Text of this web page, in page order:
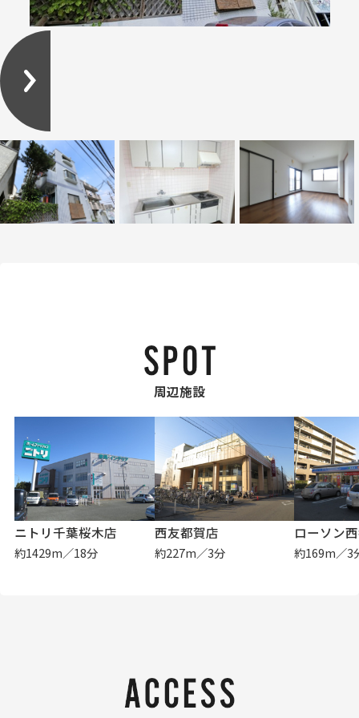
周辺施設
ニトリ千葉桜木店
約1429m／18分
西友都賀店
約227m／3分
ローソン
約169m／3